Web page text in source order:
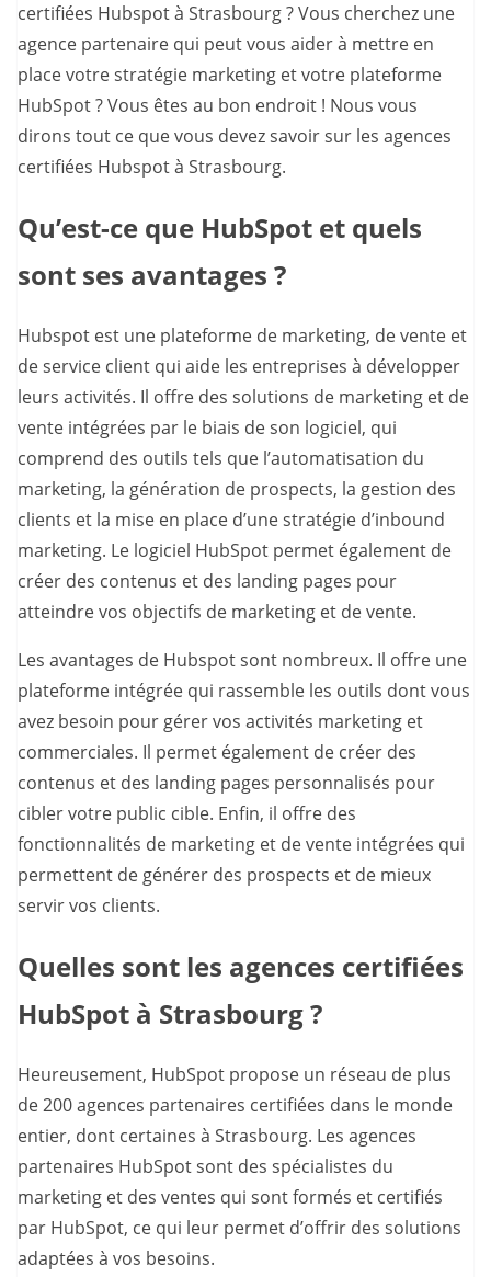
certifiées Hubspot à Strasbourg ? Vous cherchez une
agence partenaire qui peut vous aider à mettre en
place votre stratégie marketing et votre plateforme
HubSpot ? Vous êtes au bon endroit ! Nous vous
dirons tout ce que vous devez savoir sur les agences
certifiées Hubspot à Strasbourg.
Qu’est-ce que HubSpot et quels
sont ses avantages ?
Hubspot est une plateforme de marketing, de vente et
de service client qui aide les entreprises à développer
leurs activités. Il offre des solutions de marketing et de
vente intégrées par le biais de son logiciel, qui
comprend des outils tels que l’automatisation du
marketing, la génération de prospects, la gestion des
clients et la mise en place d’une stratégie d’inbound
marketing. Le logiciel HubSpot permet également de
créer des contenus et des landing pages pour
atteindre vos objectifs de marketing et de vente.
Les avantages de Hubspot sont nombreux. Il offre une
plateforme intégrée qui rassemble les outils dont vous
avez besoin pour gérer vos activités marketing et
commerciales. Il permet également de créer des
contenus et des landing pages personnalisés pour
cibler votre public cible. Enfin, il offre des
fonctionnalités de marketing et de vente intégrées qui
permettent de générer des prospects et de mieux
servir vos clients.
Quelles sont les agences certifiées
HubSpot à Strasbourg ?
Heureusement, HubSpot propose un réseau de plus
de 200 agences partenaires certifiées dans le monde
entier, dont certaines à Strasbourg. Les agences
partenaires HubSpot sont des spécialistes du
marketing et des ventes qui sont formés et certifiés
par HubSpot, ce qui leur permet d’offrir des solutions
adaptées à vos besoins.